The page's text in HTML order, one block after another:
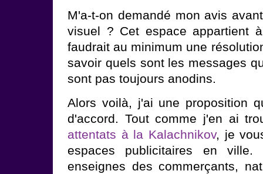
M'a-t-on demandé mon avis
visuel ? Cet espace appartient
faudrait au minimum une
savoir quels sont les messages
sont pas toujours anodins.
Alors voilà, j'ai une proposition
d'accord. Tout comme j'en ai
attentats à la Kalachnikov, je
espaces publicitaires en
enseignes des commerçants,